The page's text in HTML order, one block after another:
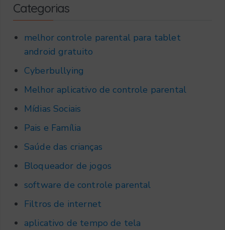
Categorias
melhor controle parental para tablet
android gratuito
Cyberbullying
Melhor aplicativo de controle parental
Mídias Sociais
Pais e Família
Saúde das crianças
Bloqueador de jogos
software de controle parental
Filtros de internet
aplicativo de tempo de tela